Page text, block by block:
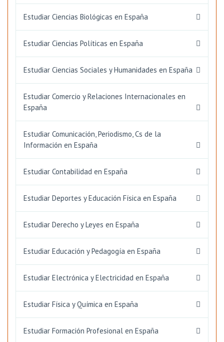
Estudiar Ciencias Biológicas en España
Estudiar Ciencias Políticas en España
Estudiar Ciencias Sociales y Humanidades en España
Estudiar Comercio y Relaciones Internacionales en
España
Estudiar Comunicación, Periodismo, Cs de la
Información en España
Estudiar Contabilidad en España
Estudiar Deportes y Educación Física en España
Estudiar Derecho y Leyes en España
Estudiar Educación y Pedagogía en España
Estudiar Electrónica y Electricidad en España
Estudiar Física y Química en España
Estudiar Formación Profesional en España